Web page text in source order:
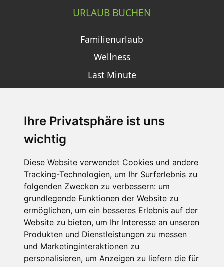
Ihre Privatsphäre ist uns
wichtig
Diese Website verwendet Cookies und andere
Tracking-Technologien, um Ihr Surferlebnis zu
folgenden Zwecken zu verbessern: um
grundlegende Funktionen der Website zu
ermöglichen, um ein besseres Erlebnis auf der
Website zu bieten, um Ihr Interesse an unseren
Produkten und Dienstleistungen zu messen
und Marketinginteraktionen zu
personalisieren, um Anzeigen zu liefern die für
URLAUB BUCHEN
Familienurlaub
Wellness
Last Minute
SCHNEEHÖHEN SKI APP
Die Schneehoehen Ski APP für iOS und Android - Ein
Muss für alle Wintersportler und Schneefreaks!
Impressum Datenschutz